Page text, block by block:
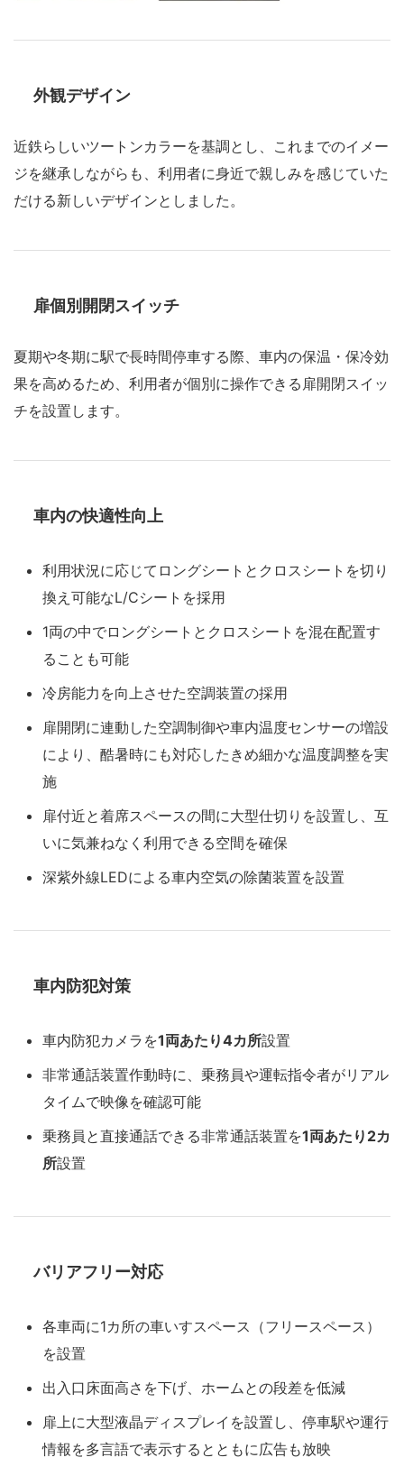
外観デザイン
近鉄らしいツートンカラーを基調とし、これまでのイメー
ジを継承しながらも、利用者に身近で親しみを感じていた
だける新しいデザインとしました。
扉個別開閉スイッチ
夏期や冬期に駅で長時間停車する際、車内の保温・保冷効
果を高めるため、利用者が個別に操作できる扉開閉スイッ
チを設置します。
車内の快適性向上
利用状況に応じてロングシートとクロスシートを切り
換え可能なL/Cシートを採用
1両の中でロングシートとクロスシートを混在配置す
ることも可能
冷房能力を向上させた空調装置の採用
扉開閉に連動した空調制御や車内温度センサーの増設
により、酷暑時にも対応したきめ細かな温度調整を実
施
扉付近と着席スペースの間に大型仕切りを設置し、互
いに気兼ねなく利用できる空間を確保
深紫外線LEDによる車内空気の除菌装置を設置
車内防犯対策
車内防犯カメラを1両あたり4カ所設置
非常通話装置作動時に、乗務員や運転指令者がリアル
タイムで映像を確認可能
乗務員と直接通話できる非常通話装置を1両あたり2カ
所設置
バリアフリー対応
各車両に1カ所の車いすスペース（フリースペース）
を設置
出入口床面高さを下げ、ホームとの段差を低減
扉上に大型液晶ディスプレイを設置し、停車駅や運行
情報を多言語で表示するとともに広告も放映